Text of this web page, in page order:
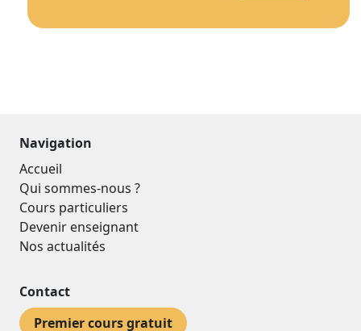
Navigation
Accueil
Qui sommes-nous ?
Cours particuliers
Devenir enseignant
Nos actualités
Contact
Premier cours gratuit